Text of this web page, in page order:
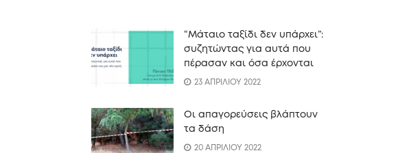
“Mάταιο ταξίδι δεν υπάρχει”:
συζητώντας για αυτά που
πέρασαν και όσα έρχονται
23 ΑΠΡΙΛΙΟΥ 2022
Οι απαγορεύσεις βλάπτουν
τα δάση
20 ΑΠΡΙΛΙΟΥ 2022